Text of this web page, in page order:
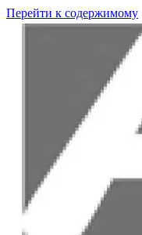
Перейти к содержимому